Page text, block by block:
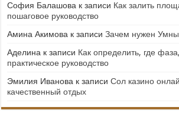
София Балашова к записи Как залить
пошаговое руководство
Амина Акимова к записиЗачем нужен
Аделина к записи Как определить, где
практическое руководство
Эмилия Иванова к записиСол казино
качественный отдых